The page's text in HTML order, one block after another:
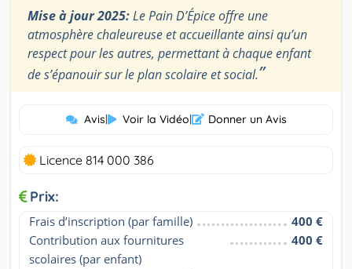
Mise à jour 2025:Le Pain D’Épice offre une
atmosphère chaleureuse et accueillante ainsi qu’un
respect pour les autres, permettant à chaque enfant
de s’épanouir sur le plan scolaire et social.”
Avis| Voir la Vidéo| Donner un Avis
Licence 814 000 386
Prix:
Frais d’inscription (par famille)
400 €
Contribution aux fournitures
scolaires (par enfant)
400 €